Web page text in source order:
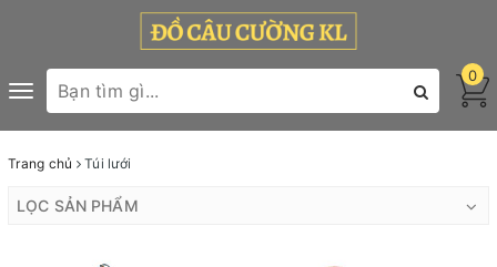
Toggle
navigation
0
Trang chủ Túi lưới
LỌC SẢN PHẨM